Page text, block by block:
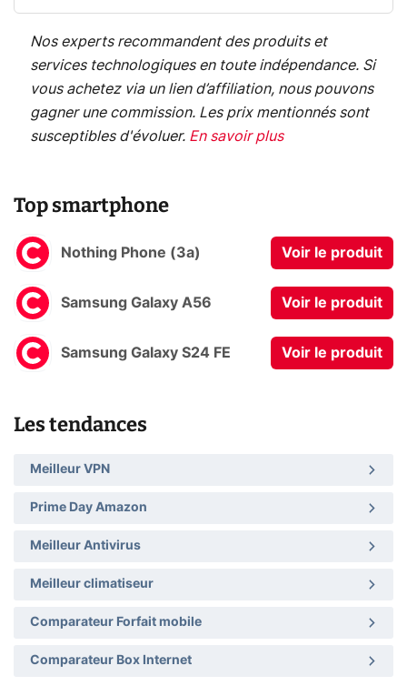
Nos experts recommandent des produits et
services technologiques en toute indépendance. Si
vous achetez via un lien d’affiliation, nous pouvons
gagner une commission. Les prix mentionnés sont
susceptibles d'évoluer. En savoir plus
Top smartphone
Nothing Phone (3a) Voir le produit
Samsung Galaxy A56 Voir le produit
Samsung Galaxy S24 FE Voir le produit
Les tendances
Meilleur VPN
Prime Day Amazon
Meilleur Antivirus
Meilleur climatiseur
Comparateur Forfait mobile
Comparateur Box Internet